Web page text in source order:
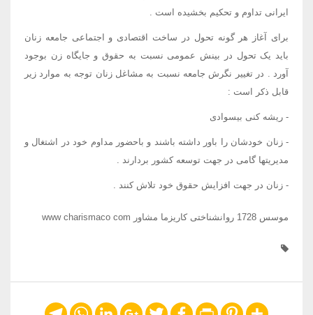
ایرانی تداوم و تحکیم بخشیده است .
برای آغاز هر گونه تحول در ساخت اقتصادی و اجتماعی جامعه زنان
باید یک تحول در بینش عمومی نسبت به حقوق و جایگاه زن بوجود
آورد . در تغییر نگرش جامعه نسبت به مشاغل زنان توجه به موارد زیر
قابل ذکر است :
- ریشه کنی بیسوادی
- زنان خودشان را باور داشته باشند و باحضور مداوم خود در اشتغال و
مدیریتها گامی در جهت توسعه کشور بردارند .
- زنان در جهت افزایش حقوق خود تلاش کنند .
موسس 1728 روانشناختی کاریزما مشاور www charismaco com
Share
Pinterest
Print
Facebook
Twitter
Google+
LinkedIn
WhatsApp
Telegram